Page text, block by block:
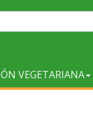
VEGETARIANA